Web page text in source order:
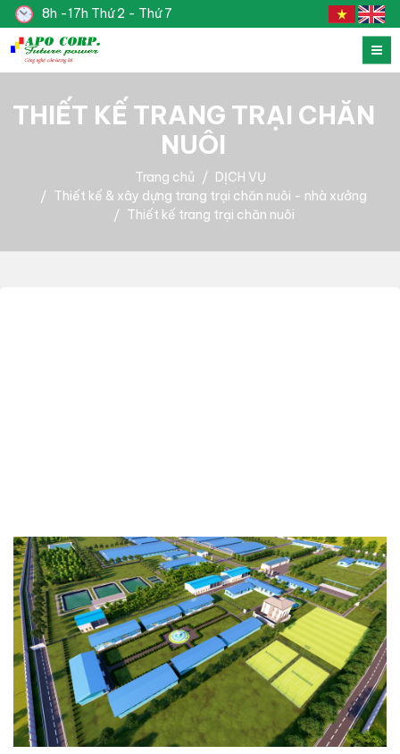
8h -17h Thứ 2 - Thứ 7
THIẾT KẾ TRANG TRẠI CHĂN
NUÔI
Trang chủ
DỊCH VỤ
Thiết kế & xây dựng trang trại chăn nuôi - nhà xưởng
Thiết kế trang trại chăn nuôi